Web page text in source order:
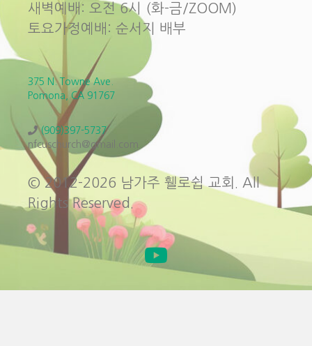
새벽예배: 오전 6시 (화-금/ZOOM)
토요가정예배: 순서지 배부
375 N. Towne Ave.
Pomona, CA 91767
(909)397-5737
nfcuschurch@gmail.com
© 2012-2026 남가주 휄로쉽 교회. All
Rights Reserved.